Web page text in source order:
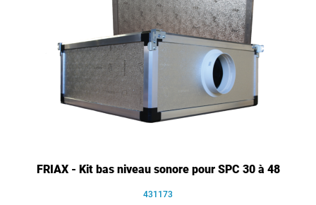
FRIAX - Kit bas niveau sonore pour SPC 30 à 48
431173